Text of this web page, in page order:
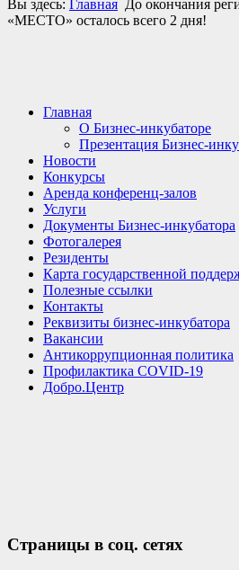
Вы здесь: Главная До окончания
«МЕСТО» осталось всего 2 дня!
Главная
О Бизнес-инкубаторе
Презентация Бизнес-
Новости
Конкурсы
Аренда конференц-залов
Услуги
Документы Бизнес-инкубатора
Фотогалерея
Резиденты
Карта государственной
Полезные ссылки
Контакты
Реквизиты бизнес-инкубатора
Вакансии
Антикоррупционная политика
Профилактика COVID-19
Добро.Центр
Страницы в соц. сетях